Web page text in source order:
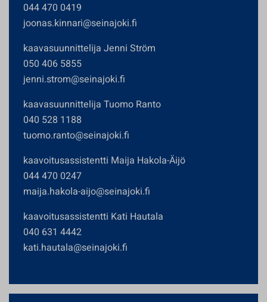
044 470 0419
joonas.kinnari@seinajoki.fi
kaavasuunnittelija Jenni Ström
050 406 5855
jenni.strom@seinajoki.fi
kaavasuunnittelija Tuomo Ranto
040 528 1188
tuomo.ranto@seinajoki.fi
kaavoitusassistentti Maija Hakola-Äijö
044 470 0247
maija.hakola-aijo@seinajoki.fi
kaavoitusassistentti Kati Hautala
040 631 4442
kati.hautala@seinajoki.fi